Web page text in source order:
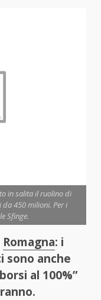
in salita il ruolino di
450 milioni. Per i
Sfinge.
Romagna: i
sono anche
al 100%”